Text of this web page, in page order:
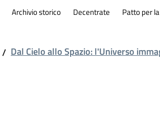
Archivio storico Decentrate Patto per
/ Dal Cielo allo Spazio: l'Universo